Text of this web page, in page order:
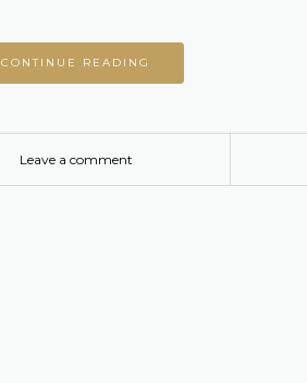
CONTINUE READING
Leave a comment